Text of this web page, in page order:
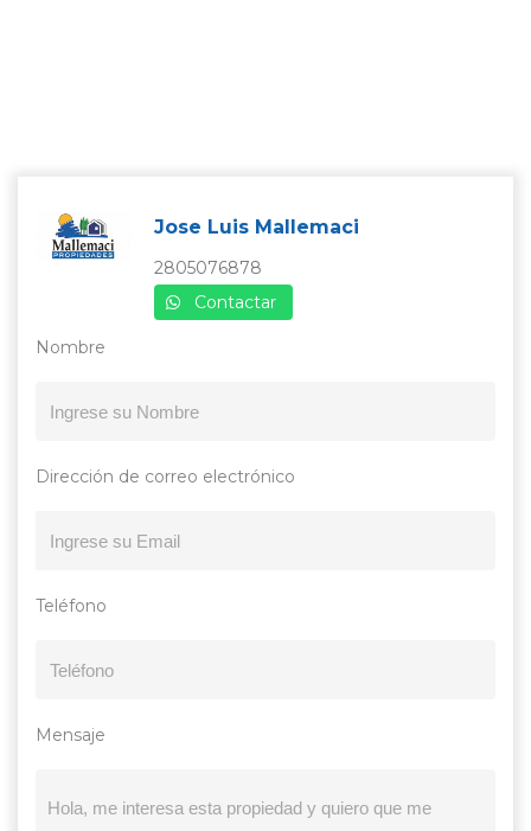
Jose Luis Mallemaci
2805076878
Contactar
Nombre
Dirección de correo electrónico
Teléfono
Mensaje